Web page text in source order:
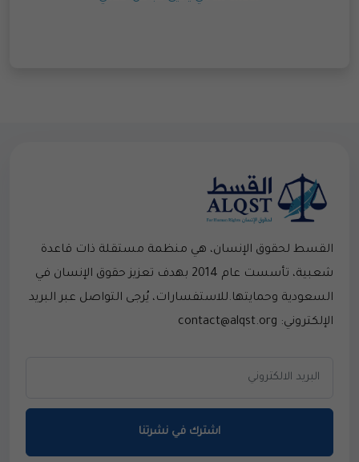
القسط لحقوق الإنسان، هي منظمة مستقلة ذات قاعدة
شعبية، تأسست عام 2014 بهدف تعزيز حقوق الإنسان في
السعودية وحمايتها.للاستفسارات، يُرجى التواصل عبر البريد
الإلكتروني: contact@alqst.org
اشترك في نشرتنا